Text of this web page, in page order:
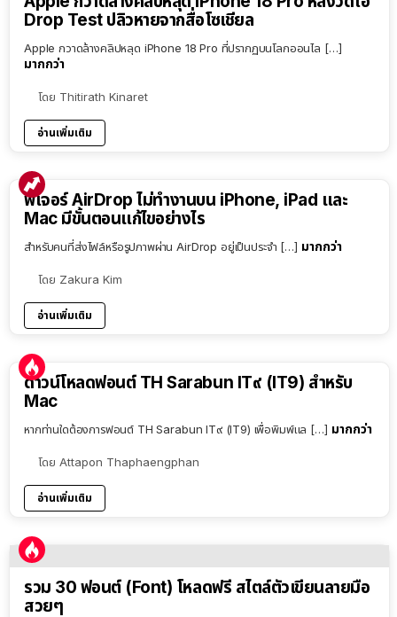
Drop Test ปลิวหายจากสื่อโซเชียล
Apple กวาดล้างคลิปหลุด iPhone 18 Pro ที่ปรากฏบนโลกออนไล […]
มากกว่า
โดย Thitirath Kinaret
อ่านเพิ่มเติม
ฟีเจอร์ AirDrop ไม่ทำงานบน iPhone, iPad และ
Mac มีขั้นตอนแก้ไขอย่างไร
สำหรับคนที่ส่งไฟล์หรือรูปภาพผ่าน AirDrop อยู่เป็นประจำ […] มากกว่า
โดย Zakura Kim
อ่านเพิ่มเติม
ดาวน์โหลดฟอนต์ TH Sarabun IT๙ (IT9) สำหรับ
Mac
หากท่านใดต้องการฟอนต์ TH Sarabun IT๙ (IT9) เพื่อพิมพ์แล […] มากกว่า
โดย Attapon Thaphaengphan
อ่านเพิ่มเติม
รวม 30 ฟอนต์ (Font) โหลดฟรี สไตล์ตัวเขียนลายมือ
สวยๆ